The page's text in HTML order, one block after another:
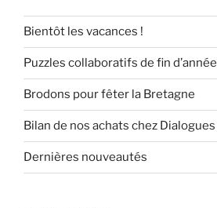
Bientôt les vacances !
Puzzles collaboratifs de fin d’année
Brodons pour fêter la Bretagne
Bilan de nos achats chez Dialogues
Dernières nouveautés